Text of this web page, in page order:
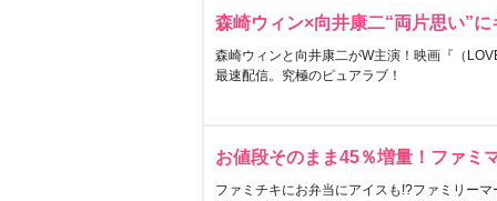
森崎ウィン×向井康二“両片思い”
森崎ウィンと向井康二がW主演！映画『（
最速配信。究極のピュアラブ！
お値段そのまま45％増量！ファミ
ファミチキにお弁当にアイスも!?ファミリー